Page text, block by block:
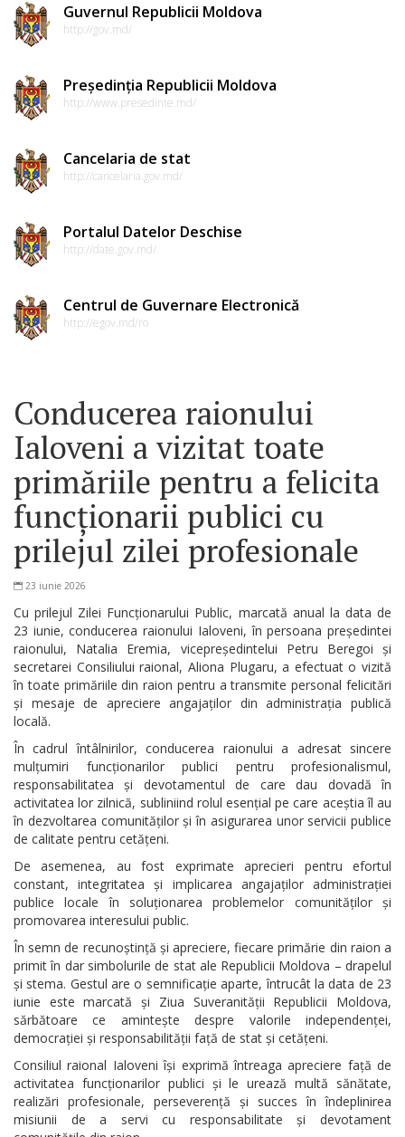
Guvernul Republicii Moldova
http://gov.md/
Președinția Republicii Moldova
http://www.presedinte.md/
Cancelaria de stat
http://cancelaria.gov.md/
Portalul Datelor Deschise
http://date.gov.md/
Centrul de Guvernare Electronică
http://egov.md/ro
Conducerea raionului
Ialoveni a vizitat toate
primăriile pentru a felicita
funcționarii publici cu
prilejul zilei profesionale
23 iunie 2026
Cu prilejul Zilei Funcționarului Public, marcată anual la data de
23 iunie, conducerea raionului Ialoveni, în persoana președintei
raionului, Natalia Eremia, vicepreședintelui Petru Beregoi și
secretarei Consiliului raional, Aliona Plugaru, a efectuat o vizită
în toate primăriile din raion pentru a transmite personal felicitări
și mesaje de apreciere angajaților din administrația publică
locală.
În cadrul întâlnirilor, conducerea raionului a adresat sincere
mulțumiri funcționarilor publici pentru profesionalismul,
responsabilitatea și devotamentul de care dau dovadă în
activitatea lor zilnică, subliniind rolul esențial pe care aceștia îl au
în dezvoltarea comunităților și în asigurarea unor servicii publice
de calitate pentru cetățeni.
De asemenea, au fost exprimate aprecieri pentru efortul
constant, integritatea și implicarea angajaților administrației
publice locale în soluționarea problemelor comunităților și
promovarea interesului public.
În semn de recunoștință și apreciere, fiecare primărie din raion a
primit în dar simbolurile de stat ale Republicii Moldova – drapelul
și stema. Gestul are o semnificație aparte, întrucât la data de 23
iunie este marcată și Ziua Suveranității Republicii Moldova,
sărbătoare ce amintește despre valorile independenței,
democrației și responsabilității față de stat și cetățeni.
Consiliul raional Ialoveni își exprimă întreaga apreciere față de
activitatea funcționarilor publici și le urează multă sănătate,
realizări profesionale, perseverență și succes în îndeplinirea
misiunii de a servi cu responsabilitate și devotament